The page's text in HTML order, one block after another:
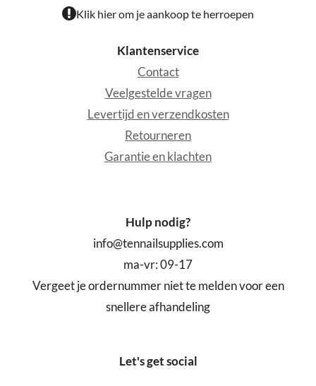
Klik hier om je aankoop te herroepen
Klantenservice
Contact
Veelgestelde vragen
Levertijd en verzendkosten
Retourneren
Garantie en klachten
Hulp nodig?
info@tennailsupplies.com
ma-vr: 09-17
Vergeet je ordernummer niet te melden voor een
snellere afhandeling
Let's get social